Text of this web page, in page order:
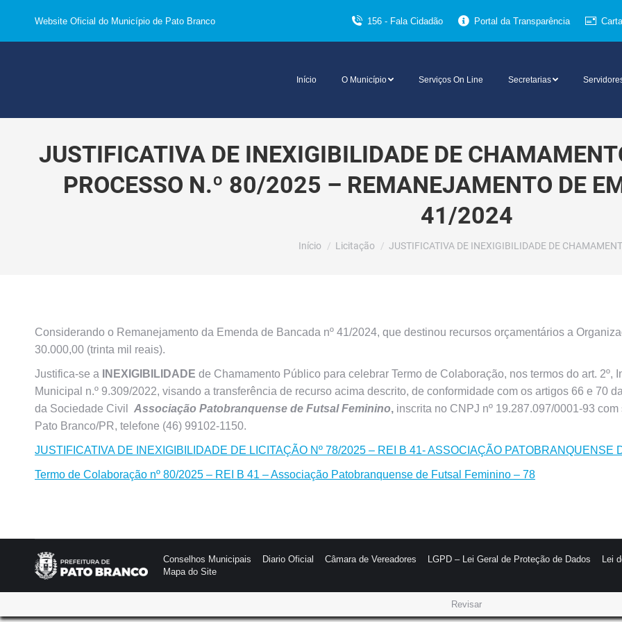
Website Oficial do Município de Pato Branco 156 - Fala Cidadão Portal da Transparência
Início O Município Serviços On Line Secretarias
JUSTIFICATIVA DE INEXIGIBILIDADE DE
PROCESSO N.º 80/2025 – REMANEJAMENTO DE
41/2024
Você está aqui:
Início Licitação JUSTIFICATIVA DE INEXIGIBILIDADE DE
Considerando o Remanejamento da Emenda de Bancada nº 41/2024, que destinou recursos orçamentários a
30.000,00 (trinta mil reais).
Justifica-se a INEXIGIBILIDADE de Chamamento Público para celebrar Termo de Colaboração, nos termos do art. 2º,
Municipal n.º 9.309/2022, visando a transferência de recurso acima descrito, de conformidade com os artigos 66 e 70
da Sociedade Civil
Associação Patobranquense de Futsal Feminino, inscrita no CNPJ nº 19.287.097/0001-93
Pato Branco/PR, telefone (46) 99102-1150.
JUSTIFICATIVA DE INEXIGIBILIDADE DE LICITAÇÃO Nº 78/2025 – REI B 41- ASSOCIAÇÃO PATOBRANQUENSE
Termo de Colaboração nº 80/2025 – REI B 41 – Associação Patobranquense de Futsal Feminino – 78
Conselhos Municipais Diario Oficial Câmara de Vereadores LGPD – Lei Geral de Proteção de Dados Lei
Mapa do Site
Revisar